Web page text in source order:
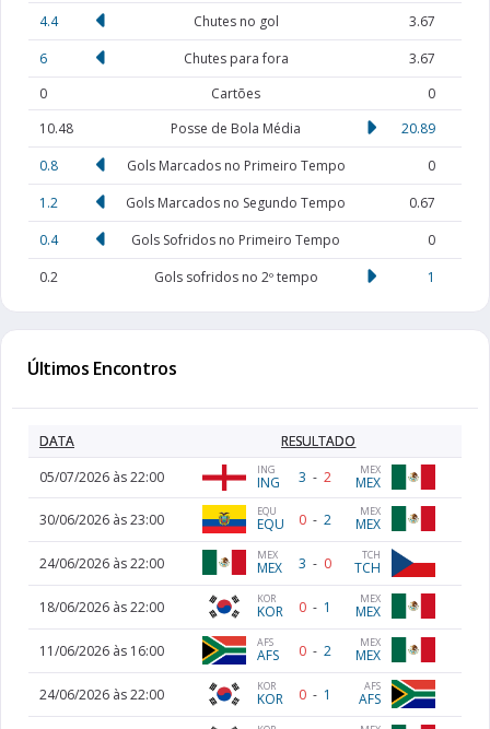
4.4
Chutes no gol
3.67
6
Chutes para fora
3.67
0
Cartões
0
10.48
Posse de Bola Média
20.89
0.8
Gols Marcados no Primeiro Tempo
0
1.2
Gols Marcados no Segundo Tempo
0.67
0.4
Gols Sofridos no Primeiro Tempo
0
0.2
Gols sofridos no 2º tempo 1
Últimos Encontros
DATA
RESULTADO
05/07/2026 às 22:00
ING
ING 3 - 2 MEX
MEX
30/06/2026 às 23:00
EQU
EQU 0 - 2 MEX
MEX
24/06/2026 às 22:00 MEX
MEX 3 - 0 TCH
TCH
18/06/2026 às 22:00 KOR
KOR 0 - 1 MEX
MEX
11/06/2026 às 16:00 AFS
AFS 0 - 2 MEX
MEX
24/06/2026 às 22:00 KOR
KOR 0 - 1 AFS
AFS